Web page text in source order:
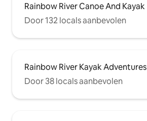
Rainbow River Canoe And Kayak
Door 132 locals aanbevolen
Rainbow River Kayak Adventures
Door 38 locals aanbevolen